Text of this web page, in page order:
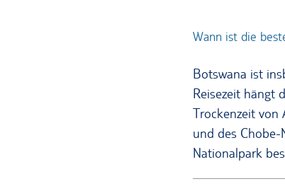
Wann ist die
Botswana ist
Reisezeit hängt
Trockenzeit von
und des
Nationalpark